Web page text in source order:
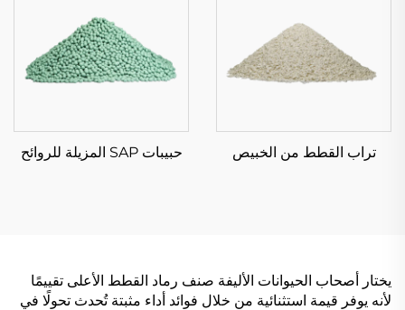
تراب القطط من الخبيص حبيبات SAP المزيلة للروائح
يختار أصحاب الحيوانات الأليفة صنف رماد القطط الأعلى تقييمًا
لأنه يوفر قيمة استثنائية من خلال فوائد أداء مثبتة تُحدث تحولًا في